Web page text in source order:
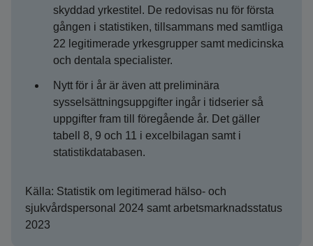
skyddad yrkestitel. De redovisas nu för första
gången i statistiken, tillsammans med samtliga
22 legitimerade yrkesgrupper samt medicinska
och dentala specialister.
Nytt för i år är även att preliminära
sysselsättningsuppgifter ingår i tidserier så
uppgifter fram till föregående år. Det gäller
tabell 8, 9 och 11 i excelbilagan samt i
statistikdatabasen.
Källa: Statistik om legitimerad hälso- och
sjukvårdspersonal 2024 samt arbetsmarknadsstatus
2023